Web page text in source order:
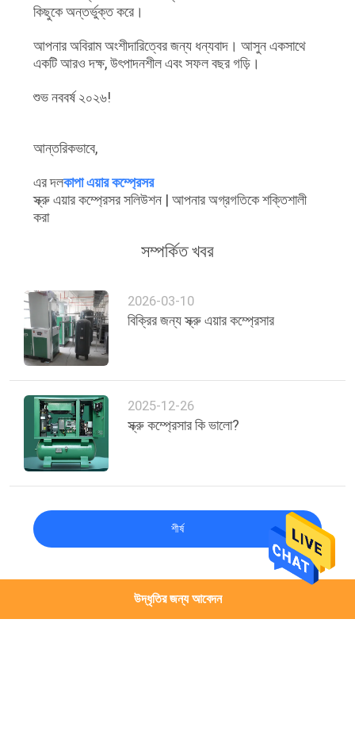
কিছুকে অন্তর্ভুক্ত করে।
আপনার অবিরাম অংশীদারিত্বের জন্য ধন্যবাদ। আসুন একসাথে
একটি আরও দক্ষ, উৎপাদনশীল এবং সফল বছর গড়ি।
শুভ নববর্ষ ২০২৬!
আন্তরিকভাবে,
এর দলকাপা এয়ার কম্প্রেসর
স্ক্রু এয়ার কম্প্রেসর সলিউশন | আপনার অগ্রগতিকে শক্তিশালী
করা
সম্পর্কিত খবর
2026-03-10
বিক্রির জন্য স্ক্রু এয়ার কম্প্রেসার
2025-12-26
স্ক্রু কম্প্রেসার কি ভালো?
শীর্ষ
উদ্ধৃতির জন্য আবেদন